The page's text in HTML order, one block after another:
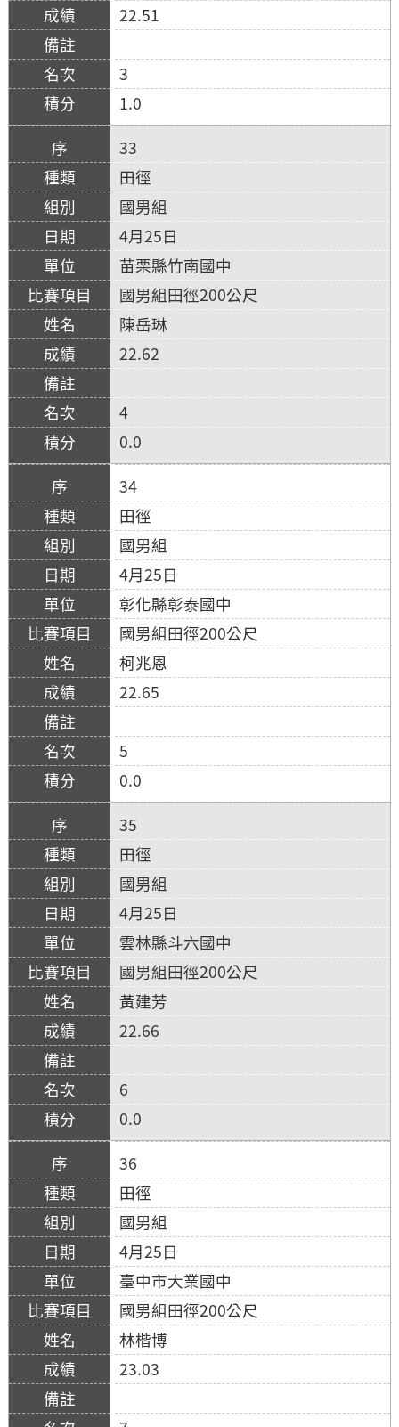
22.51
3
1.0
33
田徑
國男組
4月25日
苗栗縣竹南國中
國男組田徑200公尺
陳岳琳
22.62
4
0.0
34
田徑
國男組
4月25日
彰化縣彰泰國中
國男組田徑200公尺
柯兆恩
22.65
5
0.0
35
田徑
國男組
4月25日
雲林縣斗六國中
國男組田徑200公尺
黃建芳
22.66
6
0.0
36
田徑
國男組
4月25日
臺中市大業國中
國男組田徑200公尺
林楷博
23.03